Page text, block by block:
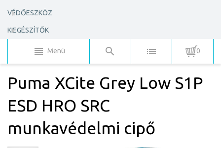
VÉDŐESZKÖZ
KIEGÉSZÍTŐK
Menü 0
Puma XCite Grey Low S1P
ESD HRO SRC
munkavédelmi cipő